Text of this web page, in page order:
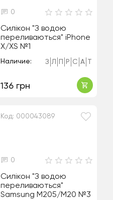
0
Силікон "З водою
переливаються" iPhone
X/XS №1
Наличие: З Л Р С А
136 грн
Код: 000043089
0
Силікон "З водою
переливаються"
Samsung M205/M20 №3